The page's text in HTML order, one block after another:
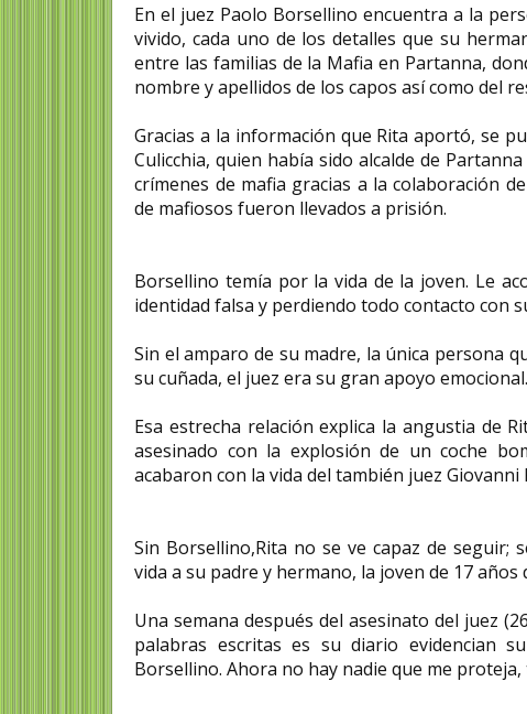
En el juez Paolo Borsellino encuentra a la
vivido, cada uno de los detalles que su
entre las familias de la Mafia en Partanna,
nombre y apellidos de los capos así como del
Gracias a la información que Rita aportó, se
Culicchia, quien había sido alcalde de
crímenes de mafia gracias a la colaboración
de mafiosos fueron llevados a prisión.
Borsellino temía por la vida de la joven. Le
identidad falsa y perdiendo todo contacto con
Sin el amparo de su madre, la única persona
su cuñada, el juez era su gran apoyo
Esa estrecha relación explica la angustia de
asesinado con la explosión de un coche
acabaron con la vida del también juez
Sin Borsellino,Rita no se ve capaz de
vida a su padre y hermano, la joven de 17 años
Una semana después del asesinato del juez
palabras escritas es su diario evidencian
Borsellino. Ahora no hay nadie que me